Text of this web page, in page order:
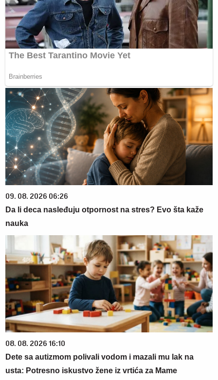
09. 08. 2026 06:26
Da li deca nasleđuju otpornost na stres? Evo šta kaže
nauka
08. 08. 2026 16:10
Dete sa autizmom polivali vodom i mazali mu lak na
usta: Potresno iskustvo žene iz vrtića za Mame